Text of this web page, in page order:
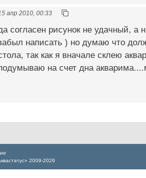
апр 2010, 00:33
согласен рисунок не удачный, а
написать ) но думаю что
так как я вначале склею
на счет дна
2009-2026